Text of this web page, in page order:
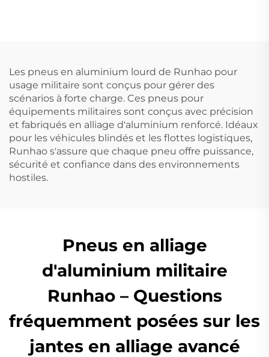
Les pneus en aluminium lourd de Runhao pour
usage militaire sont conçus pour gérer des
scénarios à forte charge. Ces pneus pour
équipements militaires sont conçus avec précision
et fabriqués en alliage d'aluminium renforcé. Idéaux
pour les véhicules blindés et les flottes logistiques,
Runhao s'assure que chaque pneu offre puissance,
sécurité et confiance dans des environnements
hostiles.
Pneus en alliage
d'aluminium militaire
Runhao – Questions
fréquemment posées sur les
jantes en alliage avancé